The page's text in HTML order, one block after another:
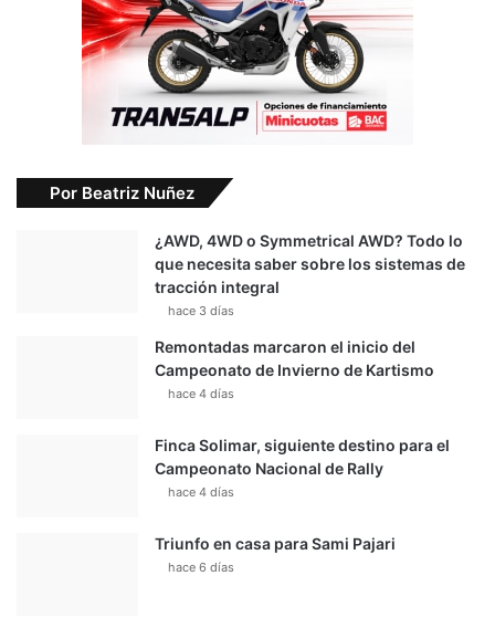
Por Beatriz Nuñez
¿AWD, 4WD o Symmetrical AWD? Todo lo
que necesita saber sobre los sistemas de
tracción integral
hace 3 días
Remontadas marcaron el inicio del
Campeonato de Invierno de Kartismo
hace 4 días
Finca Solimar, siguiente destino para el
Campeonato Nacional de Rally
hace 4 días
Triunfo en casa para Sami Pajari
hace 6 días